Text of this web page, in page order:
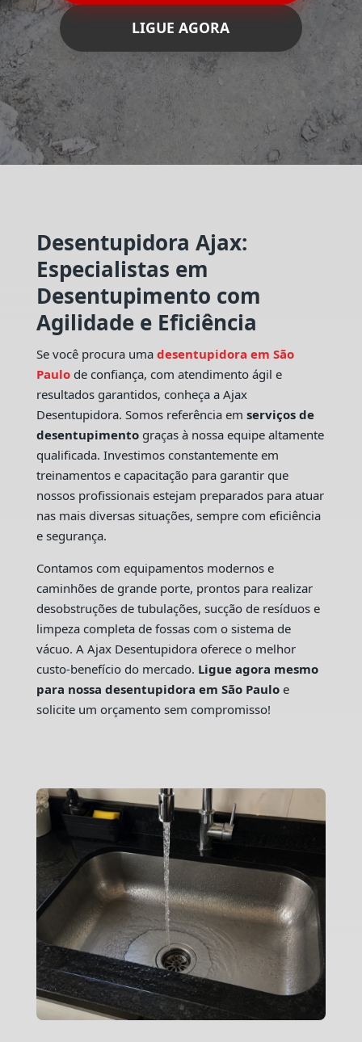
LIGUE AGORA
Desentupidora Ajax:
Especialistas em
Desentupimento com
Agilidade e Eficiência
Se você procura uma desentupidora em São
Paulo de confiança, com atendimento ágil e
resultados garantidos, conheça a Ajax
Desentupidora. Somos referência em serviços de
desentupimentograças à nossa equipe altamente
qualificada. Investimos constantemente em
treinamentos e capacitação para garantir que
nossos profissionais estejam preparados para atuar
nas mais diversas situações, sempre com eficiência
e segurança.
Contamos com equipamentos modernos e
caminhões de grande porte, prontos para realizar
desobstruções de tubulações, sucção de resíduos e
limpeza completa de fossas com o sistema de
vácuo. A Ajax Desentupidora oferece o melhor
custo-benefício do mercado. Ligue agora mesmo
para nossa desentupidora em São Pauloe
solicite um orçamento sem compromisso!